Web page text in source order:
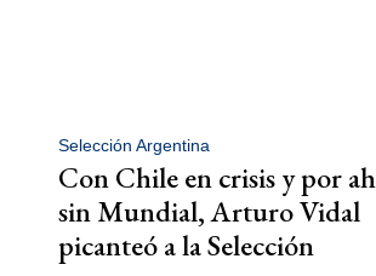
Selección Argentina
Con Chile en crisis y por
sin Mundial, Arturo Vidal
picanteó a la Selección